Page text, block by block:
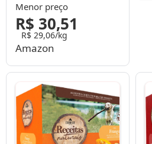
Menor preço
R$ 30,51
R$ 29,06/kg
Amazon